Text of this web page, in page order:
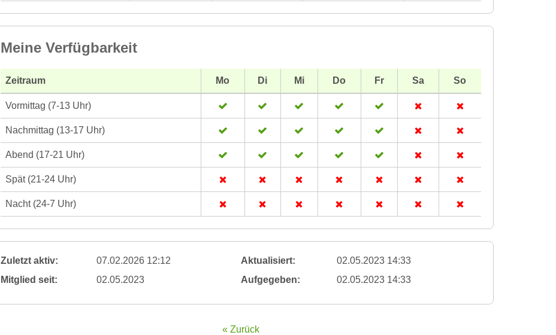
Meine Verfügbarkeit
Zeitraum Mo Di Mi Do Fr Sa So
Vormittag (7-13 Uhr)
Nachmittag (13-17 Uhr)
Abend (17-21 Uhr)
Spät (21-24 Uhr)
Nacht (24-7 Uhr)
Zuletzt aktiv: 07.02.2026 12:12 Aktualisiert:
02.05.2023 14:33
Mitglied seit:
02.05.2023 Aufgegeben: 02.05.2023 14:33
« Zurück